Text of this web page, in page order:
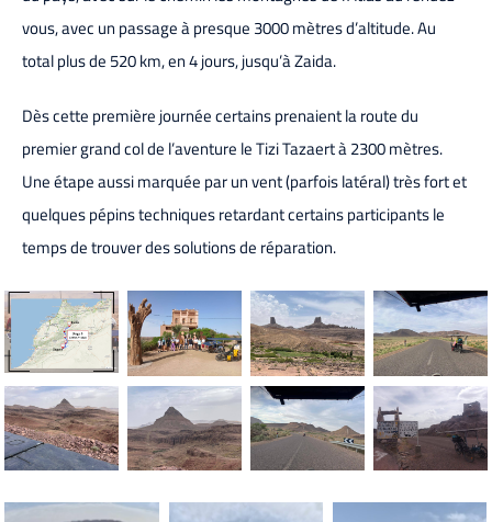
vous, avec un passage à presque 3000 mètres d’altitude. Au
total plus de 520 km, en 4 jours, jusqu’à Zaida.
Dès cette première journée certains prenaient la route du
premier grand col de l’aventure le Tizi Tazaert à 2300 mètres.
Une étape aussi marquée par un vent (parfois latéral) très fort et
quelques pépins techniques retardant certains participants le
temps de trouver des solutions de réparation.